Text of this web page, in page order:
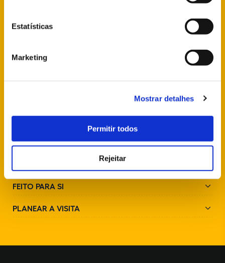
Estatísticas
Marketing
Mostrar detalhes
Permitir todos
Rejeitar
PARQUES E MONUMENTOS
FEITO PARA SI
PLANEAR A VISITA